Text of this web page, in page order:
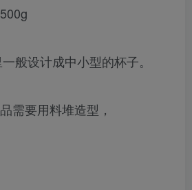
般设计成中小型的杯子。
需要用料堆造型，